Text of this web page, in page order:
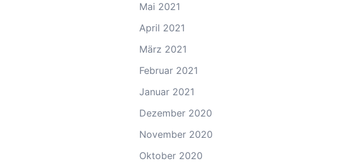
Mai 2021
April 2021
März 2021
Februar 2021
Januar 2021
Dezember 2020
November 2020
Oktober 2020